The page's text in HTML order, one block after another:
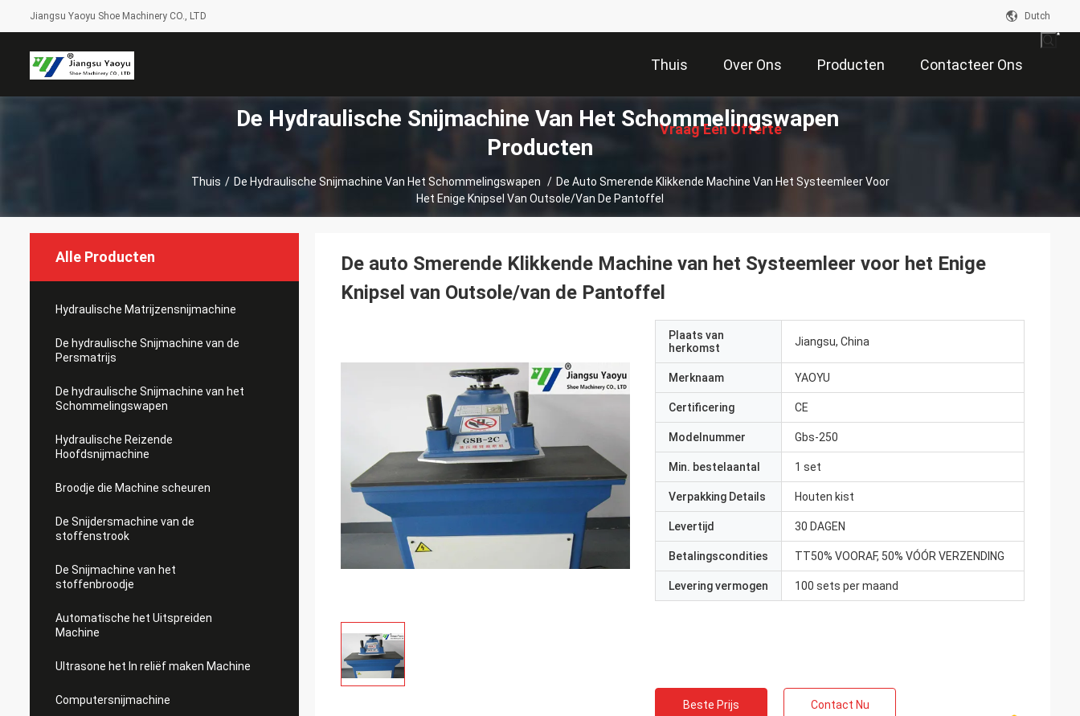
Jiangsu Yaoyu Shoe Machinery CO., LTD Dutch
Thuis Over Ons Producten Contacteer Ons
Vraag Een Offerte
De Hydraulische Snijmachine Van Het Schommelingswapen
Producten
Thuis / De Hydraulische Snijmachine Van Het Schommelingswapen / De Auto Smerende Klikkende Machine Van Het Systeemleer Voor
Het Enige Knipsel Van Outsole/van De Pantoffel
Alle Producten
Hydraulische Matrijzensnijmachine
De hydraulische Snijmachine van de
Persmatrijs
De hydraulische Snijmachine van het
Schommelingswapen
Hydraulische Reizende
Hoofdsnijmachine
Broodje die Machine scheuren
De Snijdersmachine van de
stoffenstrook
De Snijmachine van het
stoffenbroodje
Automatische het Uitspreiden
Machine
Ultrasone het In reliëf maken Machine
Computersnijmachine
De auto Smerende Klikkende Machine van het Systeemleer voor het Enige
Knipsel van Outsole/van de Pantoffel
Plaats van
herkomst
Jiangsu, China
Merknaam YAOYU
Certificering CE
Modelnummer Gbs-250
Min. bestelaantal 1 set
Verpakking Details Houten kist
Levertijd 30 DAGEN
Betalingscondities TT50% VOORAF, 50% VÓÓR VERZENDING
Levering vermogen 100 sets per maand
Beste Prijs Contact Nu